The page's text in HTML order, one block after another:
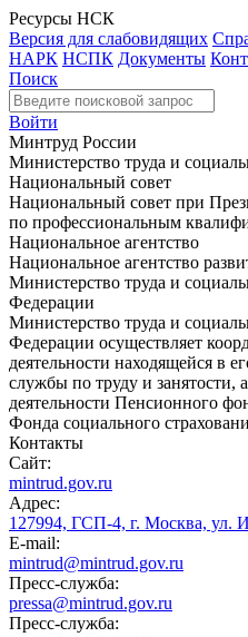
Ресурсы НСК
Версия для слабовидящих
НАРК НСПК Документы
Поиск
Войти
Минтруд России
Министерство труда и
Национальный совет
Национальный совет при
по профессиональным
Национальное агентство
Национальное агентство
Министерство труда и
Федерации
Министерство труда и
Федерации осуществляет
деятельности находящейся в
службы по труду и занятости,
деятельности Пенсионного
Фонда социального
Контакты
Сайт:
mintrud.gov.ru
Адрес:
127994, ГСП-4, г. Москва, ул.
E-mail:
mintrud@mintrud.gov.ru
Пресс-служба:
pressa@mintrud.gov.ru
Пресс-служба: